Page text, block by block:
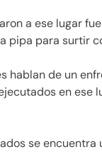
a ese lugar
pipa para surtir
hablan de un
en ese
se